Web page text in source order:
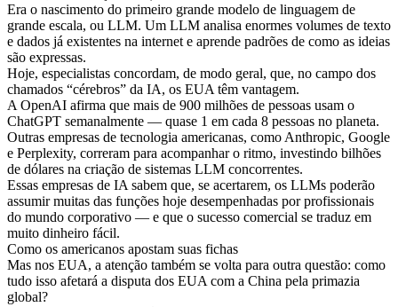
Era o nascimento do primeiro grande modelo de linguagem de
grande escala, ou LLM. Um LLM analisa enormes volumes de texto
e dados já existentes na internet e aprende padrões de como as ideias
são expressas.
Hoje, especialistas concordam, de modo geral, que, no campo dos
chamados “cérebros” da IA, os EUA têm vantagem.
A OpenAI afirma que mais de 900 milhões de pessoas usam o
ChatGPT semanalmente — quase 1 em cada 8 pessoas no planeta.
Outras empresas de tecnologia americanas, como Anthropic, Google
e Perplexity, correram para acompanhar o ritmo, investindo bilhões
de dólares na criação de sistemas LLM concorrentes.
Essas empresas de IA sabem que, se acertarem, os LLMs poderão
assumir muitas das funções hoje desempenhadas por profissionais
do mundo corporativo — e que o sucesso comercial se traduz em
muito dinheiro fácil.
Como os americanos apostam suas fichas
Mas nos EUA, a atenção também se volta para outra questão: como
tudo isso afetará a disputa dos EUA com a China pela primazia
global?